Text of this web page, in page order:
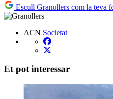
Escull Granollers com la teva
ACN Societat
Et pot interessar